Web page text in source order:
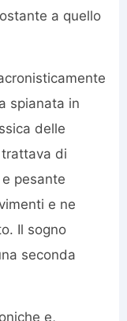
a quello
spianata in
delle
di
pesante
e ne
Il sogno
seconda
e,